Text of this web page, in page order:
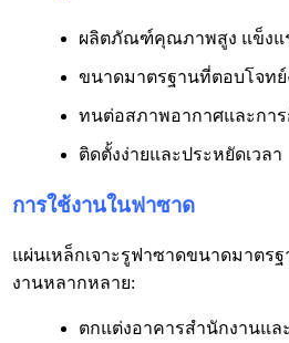
ผลิตภัณฑ์คุณภาพสูง แข็งแ
ขนาดมาตรฐานที่ตอบโจท
ทนต่อสภาพอากาศและกา
ติดตั้งง่ายและประหยัดเวลา
การใช้งานในฟาซาด
แผ่นเหล็กเจาะรูฟาซาดขนาดมาตร
งานหลากหลาย:
ตกแต่งอาคารสำนักงานแล